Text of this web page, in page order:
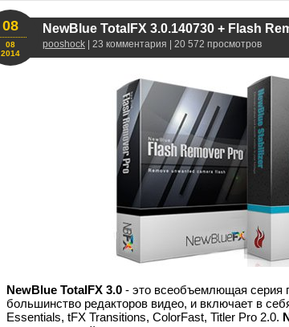
NewBlue TotalFX 3.0.140730 + Flash
pooshock | 23 комментария | 20 572 просмотров
08
08
2014
NewBlue TotalFX 3.0 - это всеобъемлющая серия
большинство редакторов видео, и включает в
Essentials, tFX Transitions, ColorFast, Titler Pro 2.0.